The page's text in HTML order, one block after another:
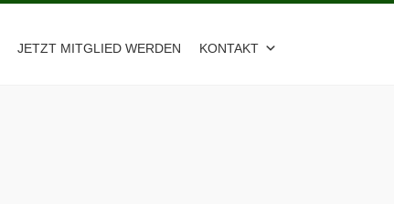
JETZT MITGLIED WERDEN KONTAKT